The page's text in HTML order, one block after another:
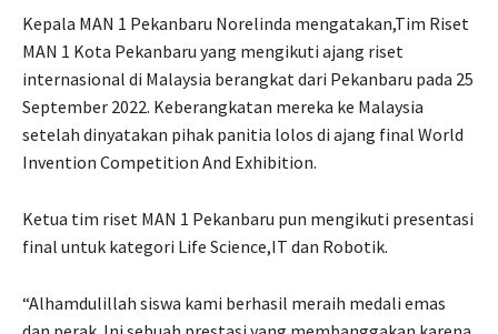
Kepala MAN 1 Pekanbaru Norelinda mengatakan,Tim Riset
MAN 1 Kota Pekanbaru yang mengikuti ajang riset
internasional di Malaysia berangkat dari Pekanbaru pada 25
September 2022. Keberangkatan mereka ke Malaysia
setelah dinyatakan pihak panitia lolos di ajang final World
Invention Competition And Exhibition.
Ketua tim riset MAN 1 Pekanbaru pun mengikuti presentasi
final untuk kategori Life Science,IT dan Robotik.
“Alhamdulillah siswa kami berhasil meraih medali emas